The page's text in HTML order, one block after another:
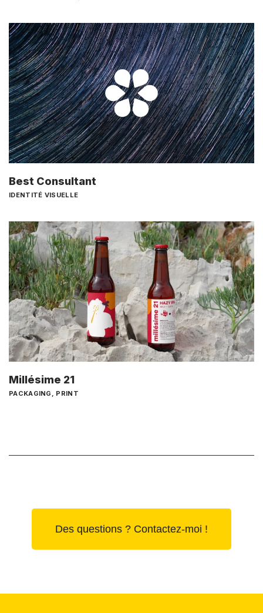
Best Consultant
IDENTITÉ VISUELLE
Millésime 21
PACKAGING , PRINT
Des questions ? Contactez-moi !